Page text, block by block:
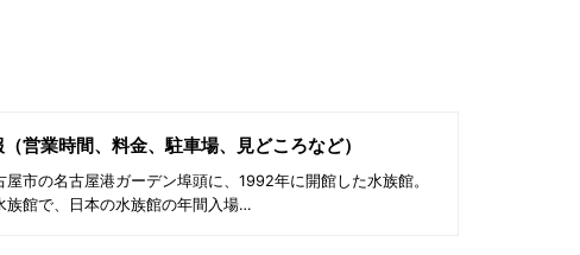
営業時間、料金、駐車場、見どころなど）
市の名古屋港ガーデン埠頭に、1992年に開館した水族館。
族館で、日本の水族館の年間入場…